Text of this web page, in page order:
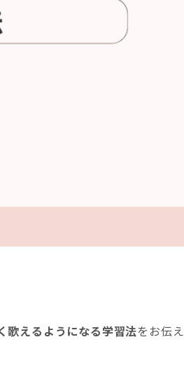
歌えるようになる学習法をお伝え